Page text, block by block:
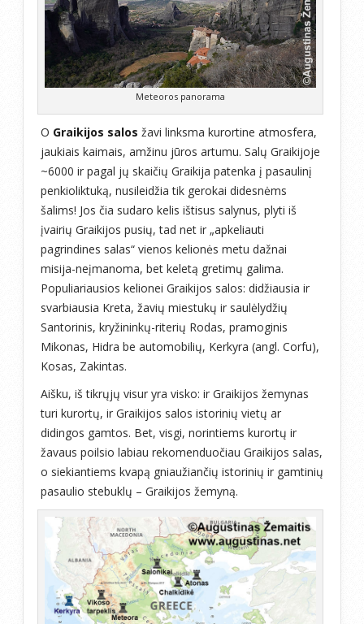
Meteoros panorama
O Graikijos salos žavi linksma kurortine atmosfera,
jaukiais kaimais, amžinu jūros artumu. Salų Graikijoje
~6000 ir pagal jų skaičių Graikija patenka į pasaulinį
penkioliktuką, nusileidžia tik gerokai didesnėms
šalims! Jos čia sudaro kelis ištisus salynus, plyti iš
įvairių Graikijos pusių, tad net ir „apkeliauti
pagrindines salas“ vienos kelionės metu dažnai
misija-neįmanoma, bet keletą gretimų galima.
Populiariausios kelionei Graikijos salos: didžiausia ir
svarbiausia Kreta, žavių miestukų ir saulėlydžių
Santorinis, kryžininkų-riterių Rodas, pramoginis
Mikonas, Hidra be automobilių, Kerkyra (angl. Corfu),
Kosas, Zakintas.
Aišku, iš tikrųjų visur yra visko: ir Graikijos žemynas
turi kurortų, ir Graikijos salos istorinių vietų ar
didingos gamtos. Bet, visgi, norintiems kurortų ir
žavaus poilsio labiau rekomenduočiau Graikijos salas,
o siekiantiems kvapą gniaužiančių istorinių ir gamtinių
pasaulio stebuklų – Graikijos žemyną.